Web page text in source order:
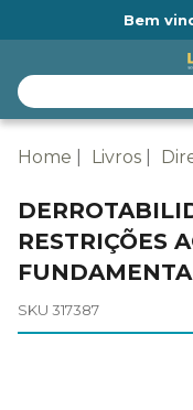
Bem
Home Livros
RESTRIÇÕES
SKU 317387